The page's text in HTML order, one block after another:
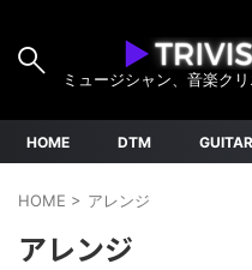
ミュージシャン、音楽ク
HOME DTM GUITAR
HOME > アレンジ
アレンジ